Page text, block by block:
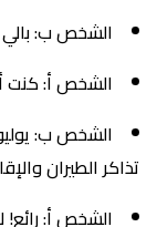
الشخص ب: بالي
الشخص أ: كنت
الشخص ب:
تذاكر الطيران
الشخص أ: رائع!